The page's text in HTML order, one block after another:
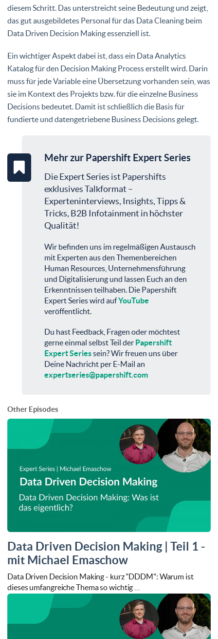
diesem Schritt. Das unterstreicht seine Bedeutung und zeigt,
das gut ausgebildetes Personal für das Data Cleaning beim
Data Driven Decision Making essenziell ist.
Ein wichtiger Aspekt dabei ist, dass ein Data Analytics
Katalog für den Decision Making Process erstellt wird. Darin
muss für jede Variable eine Übersetzung vorhanden sein, was
sie im Kontext des Projekts bzw. für die einzelne Business
Decisions bedeutet. Damit ist schließlich die Basis für
fundierte und datengetriebene Business Decisions gelegt.
Mehr zur Papershift Expert Series
Die Expert Series ist Papershifts
exklusives Talkformat –
Experteninterviews, Insights, Tipps &
Tricks, B2B Infotainment in höchster
Qualität!
Wir befinden uns im regelmäßigen Austausch
mit Experten aus den Themenbereichen
Human Resources, Unternehmensführung
und Digitalisierung und lassen Euch an den
Erkenntnissen teilhaben. Die Papershift
Expert Series wird aufYouTube
veröffentlicht.
Du hast Feedback, Fragen oder möchtest
gerne einmal selbst Teil der Papershift
Expert Seriessein? Wir freuen uns über
Deine Nachricht per E-Mail an
expertseries@papershift.com
Other Episodes
Data Driven Decision Making | Teil 1 -
mit Michael Emaschow
Data Driven Decision Making - kurz "DDDM": Warum ist
dieses umfangreiche Thema so wichtig …